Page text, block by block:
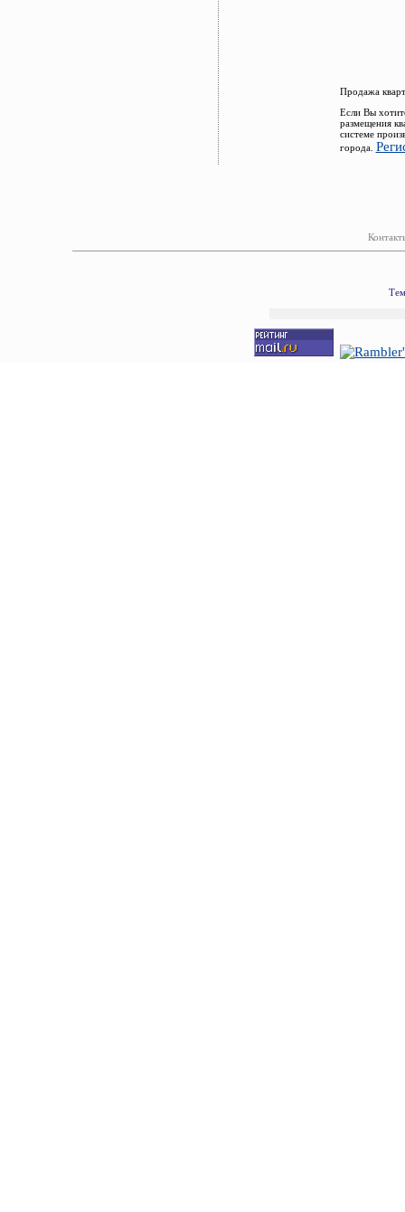
Продажа
Если Вы
размещения
системе
города.